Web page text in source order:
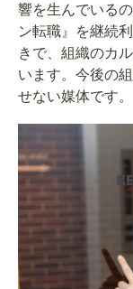
響を生んでいる
ン転職』を継続
きで、組織のカ
います。今後の
せない媒体です。